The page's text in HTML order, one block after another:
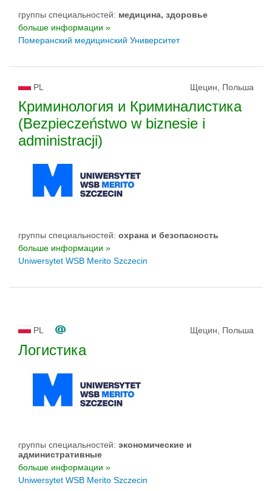
группы специальностей: медицина, здоровье
больше информации »
Померанский медицинский Университет
PL Щецин, Польша
Криминология и Криминалистика
(Bezpieczeństwo w biznesie i
administracji)
группы специальностей: oхрана и безопасность
больше информации »
Uniwersytet WSB Merito Szczecin
PL Щецин, Польша
Логистика
группы специальностей: экономические и
административные
больше информации »
Uniwersytet WSB Merito Szczecin